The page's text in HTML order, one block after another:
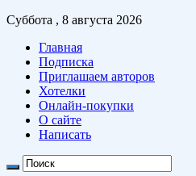
Суббота , 8 августа 2026
Главная
Подписка
Приглашаем авторов
Хотелки
Онлайн-покупки
О сайте
Написать